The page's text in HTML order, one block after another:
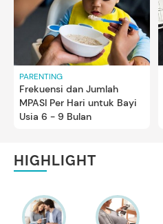
PARENTING
Frekuensi dan Jumlah
MPASI Per Hari untuk Bayi
Usia 6 - 9 Bulan
HIGHLIGHT